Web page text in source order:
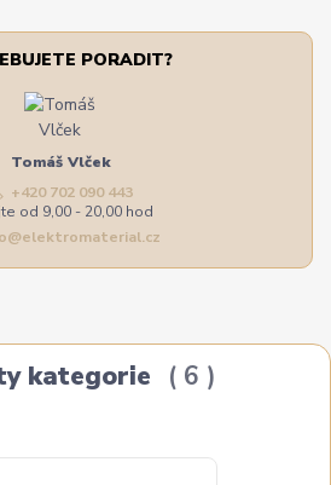
PORADIT?
Tomáš Vlček
+420 702 090 443
od 9,00 - 20,00 hod
kategorie 6